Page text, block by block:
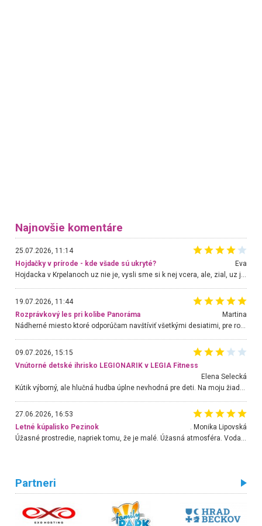
Najnovšie komentáre
25.07.2026, 11:14
Hojdačky v prírode - kde všade sú ukryté?
Eva
Hojdacka v Krpelanoch uz nie je, vysli sme si k nej vcera, ale, zial, uz je znicena. Ak sem planujete cestu len kvoli hojdacke, mozete si ju usetrit. Krasny vyhlad je tu vsak aj bez hojdacky :-)
19.07.2026, 11:44
Rozprávkový les pri kolibe Panoráma
Martina
Nádherné miesto ktoré odporúčam navštíviť všetkými desiatimi, pre rodiny s deťmi, dôchodcom... Proste a jednoducho ozaj rozprávkový les.. určite ešte prídeme. Odniesli sme si na pamiatku krásne tričká,
09.07.2026, 15:15
Vnútorné detské ihrisko LEGIONARIK v LEGIA Fitness
Elena Selecká
27.06.2026, 16:53
Letné kúpalisko Pezinok
. Monika Lipovská
Úžasné prostredie, napriek tomu, že je malé. Úžasná atmosféra. Voda fantastická a nádherná. Ľudí je pomerne veľa, ale su mili a ohľaduplní. Je veľmi zaujímavé sledovať, ako dokážu spolu športovať cudzí ľudia a bez ohľadu na vek. Vládne tu pohoda. Vnuka neviem dostať z vody. Ďakujem za krásny deň . Urcite sa sem vrátim. Jediný problém je s parkovaním, ale aj ten sa mi podarilo vyriešiť. Monika Bratislava
Partneri